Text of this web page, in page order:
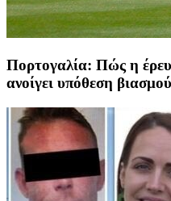
Πορτογαλία: Πώς η
ανοίγει υπόθεση